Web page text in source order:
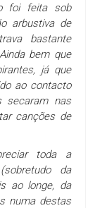
foi feita sob
arbustiva de
bastante
bem que
já que
ao contacto
secaram nas
canções de
toda a
da
ao longe, da
numa destas